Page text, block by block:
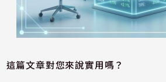
這篇文章對您來說實用嗎？